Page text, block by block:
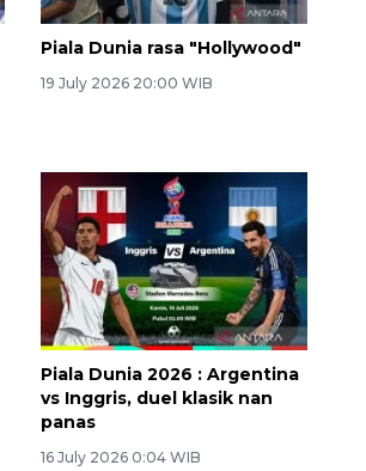
Piala Dunia rasa "Hollywood"
19 July 2026 20:00 WIB
Piala Dunia 2026 : Argentina
vs Inggris, duel klasik nan
panas
16 July 2026 0:04 WIB